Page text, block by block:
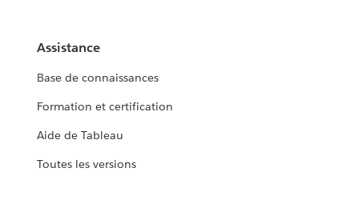
Assistance
Base de connaissances
Formation et certification
Aide de Tableau
Toutes les versions